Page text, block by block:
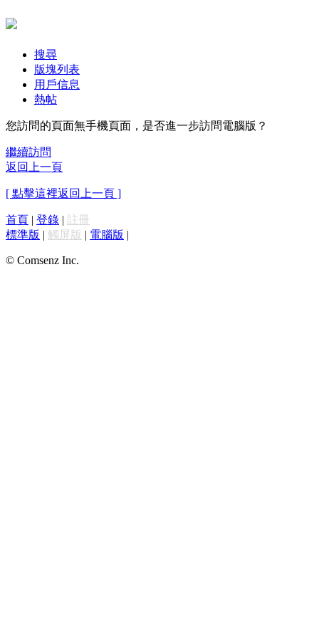
搜尋
版塊列表
用戶信息
熱帖
您訪問的頁面無手機頁面，是否進一步訪問電腦版？
繼續訪問
返回上一頁
[ 點擊這裡返回上一頁 ]
首頁 | 登錄 | 註冊
標準版 | 觸屏版 | 電腦版 |
© Comsenz Inc.